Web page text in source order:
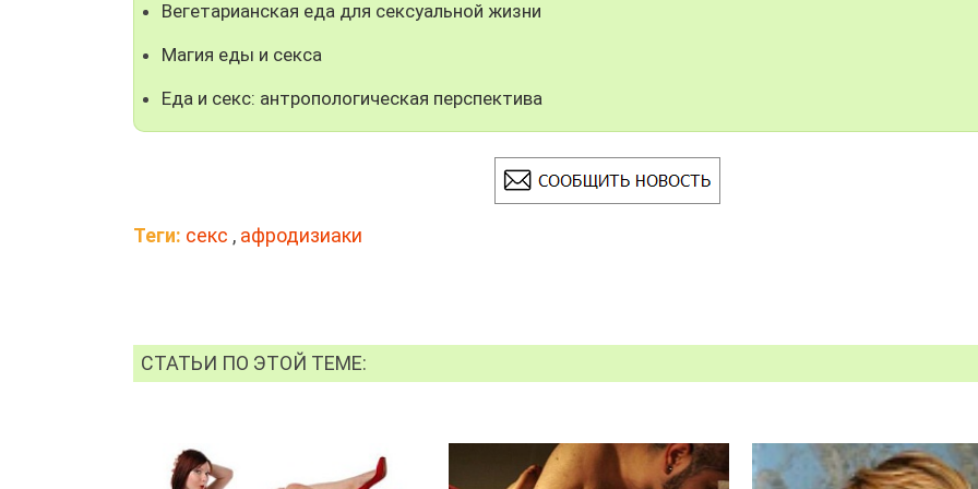
Вегетарианская еда для сексуальной жизни
Магия еды и секса
Еда и секс: антропологическая перспектива
Теги: секс , афродизиаки
СТАТЬИ ПО ЭТОЙ ТЕМЕ: